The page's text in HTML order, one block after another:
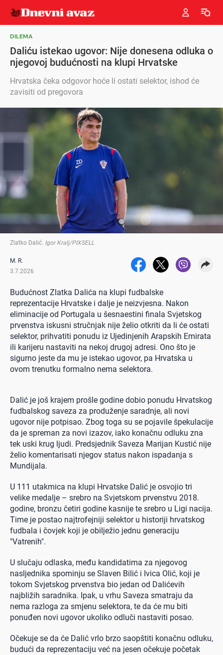
DILEMA
Daliću istekao ugovor: Nije donesena odluka o
njegovoj budućnosti na klupi Hrvatske
Hrvatska čeka odgovor hoće li ostati selektor, ishod će
zavisiti od pregovora
Zlatko Dalić. Igor Kralj/PIXSELL
M. R.
3.7.2026
Budućnost Zlatka Dalića na klupi fudbalske
reprezentacije Hrvatske i dalje je neizvjesna. Nakon
eliminacije od Portugala u šesnaestini finala Svjetskog
prvenstva iskusni stručnjak nije želio otkriti da li će ostati
selektor, prihvatiti ponudu iz Ujedinjenih Arapskih Emirata
ili karijeru nastaviti na nekoj drugoj adresi. Ono što je
sigurno jeste da mu je istekao ugovor, pa Hrvatska u
ovom trenutku formalno nema selektora.
Dalić je još krajem prošle godine dobio ponudu Hrvatskog
fudbalskog saveza za produženje saradnje, ali novi
ugovor nije potpisao. Zbog toga su se pojavile špekulacije
da je spreman za novi izazov, iako konačnu odluku zna
tek uski krug ljudi. Predsjednik Saveza Marijan Kustić nije
želio komentarisati njegov status nakon ispadanja s
Mundijala.
U 111 utakmica na klupi Hrvatske Dalić je osvojio tri
velike medalje – srebro na Svjetskom prvenstvu 2018.
godine, bronzu četiri godine kasnije te srebro u Ligi nacija.
Time je postao najtrofejniji selektor u historiji hrvatskog
fudbala i čovjek koji je obilježio jednu generaciju
"Vatrenih".
U slučaju odlaska, među kandidatima za njegovog
nasljednika spominju se Slaven Bilić i Ivica Olić, koji je
tokom Svjetskog prvenstva bio jedan od Dalićevih
najbližih saradnika. Ipak, u vrhu Saveza smatraju da
nema razloga za smjenu selektora, te da će mu biti
ponuđen novi ugovor ukoliko odluči nastaviti posao.
Očekuje se da će Dalić vrlo brzo saopštiti konačnu odluku,
budući da reprezentaciju već na jesen očekuje početak